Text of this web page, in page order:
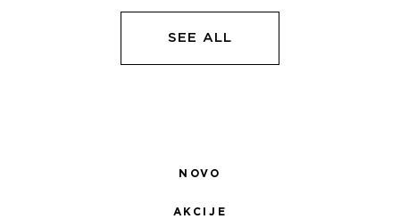
5.100,00 RSD.
SEE ALL
NOVO
AKCIJE